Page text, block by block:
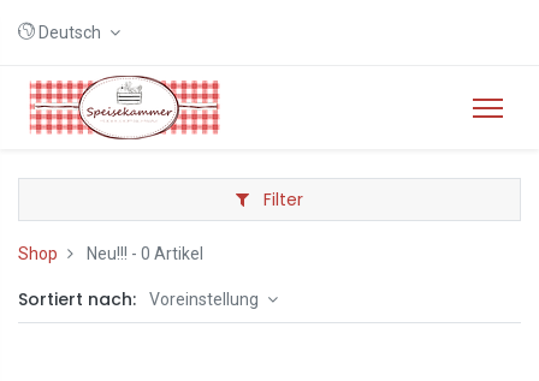
Deutsch
Filter
Shop Neu!!! - 0 Artikel
Sortiert nach: Voreinstellung